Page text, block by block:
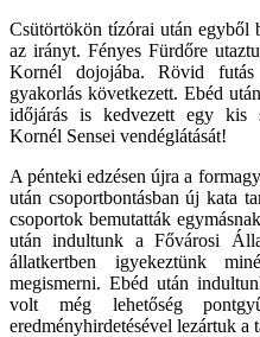
Csütörtökön tízórai után egyből
az irányt. Fényes Fürdőre
Kornél dojojába. Rövid
gyakorlás következett. Ebéd
időjárás is kedvezett egy kis
Kornél Sensei vendéglátását!
A pénteki edzésen újra a
után csoportbontásban új kata
csoportok bemutatták
után indultunk a Fővárosi
állatkertben igyekeztünk
megismerni. Ebéd után
volt még lehetőség
eredményhirdetésével lezártuk a